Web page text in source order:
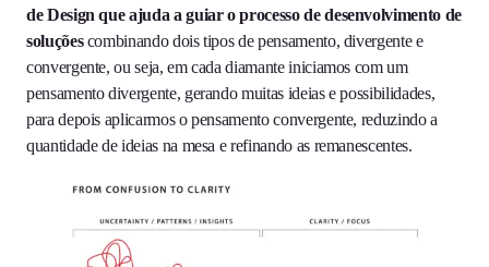
de Design que ajuda a guiar o processo de desenvolvimento de
soluçõescombinando dois tipos de pensamento, divergente e
convergente, ou seja, em cada diamante iniciamos com um
pensamento divergente, gerando muitas ideias e possibilidades,
para depois aplicarmos o pensamento convergente, reduzindo a
quantidade de ideias na mesa e refinando as remanescentes.